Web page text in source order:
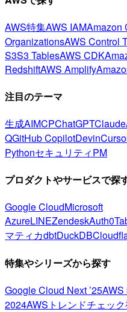
AWS特集AWS IAMAmazon
OrganizationsAWS Control
S3S3 TablesAWS CDK
RedshiftAWS Amplify
注目のテーマ
生成AIMCPChatGPTClaude
QGitHub CopilotDevin
PythonセキュリティPM
プロダクトやサービスで探
Google CloudMicrosoft
AzureLINEZendeskAuth0
マティカdbtDuckDB
特集やシリーズから探す
Google Cloud Next ’25AWS
2024AWSトレンドチェック